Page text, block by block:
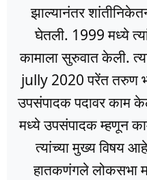
झाल्यानंतर
घेतली. 1999 मध्ये
कामाला सुरुवात केली.
jully 2020 परेंत तरुण
उपसंपादक पदावर काम
मध्ये उपसंपादक म्हणून
त्यांच्या मुख्य विषय
हातकणंगले लोकसभा